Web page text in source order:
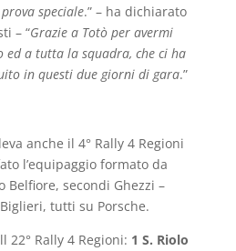
speciale.” – ha dichiarato
– “Grazie a Totò per avermi
ed a tutta la squadra, che ci ha
in questi due giorni di gara.”
anche il 4° Rally 4 Regioni
l’equipaggio formato da
Belfiore, secondi Ghezzi –
tutti su Porsche.
22° Rally 4 Regioni: 1 S. Riolo